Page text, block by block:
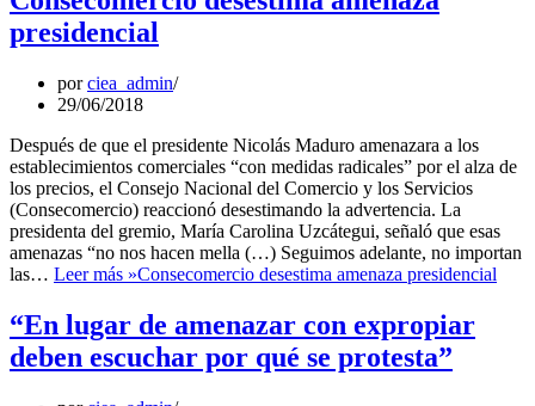
presidencial
porciea_admin
29/06/2018
Después de que el presidente Nicolás Maduro amenazara a los
establecimientos comerciales “con medidas radicales” por el alza de
los precios, el Consejo Nacional del Comercio y los Servicios
(Consecomercio) reaccionó desestimando la advertencia. La
presidenta del gremio, María Carolina Uzcátegui, señaló que esas
amenazas “no nos hacen mella (…) Seguimos adelante, no importan
las… Leer más »Consecomercio desestima amenaza presidencial
“En lugar de amenazar con expropiar
deben escuchar por qué se protesta”